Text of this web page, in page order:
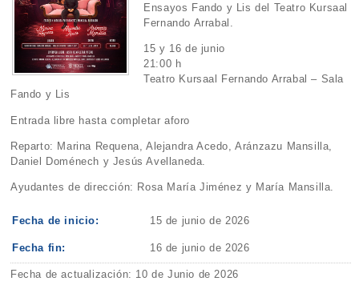
Ensayos Fando y Lis del Teatro Kursaal
Fernando Arrabal.
15 y 16 de junio
21:00 h
Teatro Kursaal Fernando Arrabal – Sala
Fando y Lis
Entrada libre hasta completar aforo
Reparto: Marina Requena, Alejandra Acedo, Aránzazu Mansilla,
Daniel Doménech y Jesús Avellaneda.
Ayudantes de dirección: Rosa María Jiménez y María Mansilla.
Fecha de inicio: 15 de junio de 2026
Fecha fin: 16 de junio de 2026
Fecha de actualización: 10 de Junio de 2026